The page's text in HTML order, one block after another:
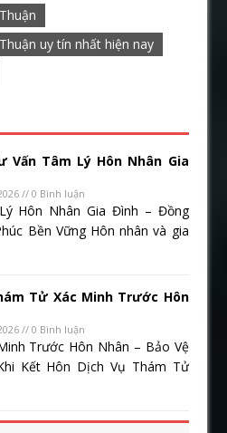
uy tín nhất hiện nay
Vấn Tâm Lý Hôn Nhân Gia
// 0 Bình luận
Hôn Nhân Gia Đình – Đồng
Bền Vững Hôn nhân và gia
Tử Xác Minh Trước Hôn
// 0 Bình luận
Trước Hôn Nhân – Bảo Vệ
Kết Hôn Dịch Vụ Thám Tử